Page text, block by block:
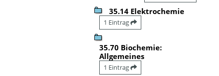
35.14 Elektrochemie
1 Eintrag
35.70 Biochemie:
Allgemeines
1 Eintrag